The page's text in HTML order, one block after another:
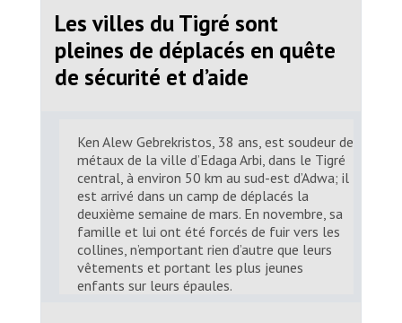
La ville d’Adwa, dans le Tigré
central, au nord de l’Éthiopie.
Igor G. Barbero / MSF/MSF
Les villes du Tigré sont
pleines de déplacés en quête
de sécurité et d’aide
Ken Alew Gebrekristos, 38 ans, est soudeur de
métaux de la ville d’Edaga Arbi, dans le Tigré
central, à environ 50 km au sud-est d’Adwa; il
est arrivé dans un camp de déplacés la
deuxième semaine de mars. En novembre, sa
famille et lui ont été forcés de fuir vers les
collines, n’emportant rien d’autre que leurs
vêtements et portant les plus jeunes
enfants sur leurs épaules.